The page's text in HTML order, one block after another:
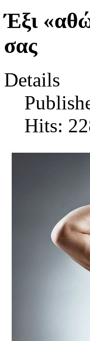
Έξι
σας
Details
Hits: